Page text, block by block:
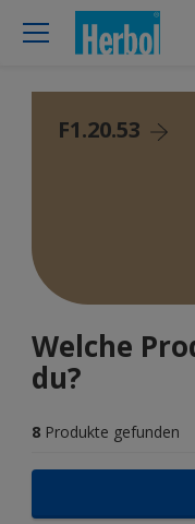
F1.20.53
Welche
du?
8 Produkte gefunden